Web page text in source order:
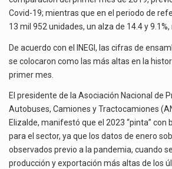
EN
ASCENSO
Covid-19; mientras que en el periodo de
13 mil 952 unidades, un alza de 14.4 y
De acuerdo con el INEGI, las cifras de
se colocaron como las más altas en la
primer mes.
El presidente de la Asociación Nacional de
Autobuses, Camiones y Tractocamiones
Elizalde, manifestó que el 2023 “pinta” con
para el sector, ya que los datos de enero
observados previo a la pandemia, cuando
producción y exportación más altas de los